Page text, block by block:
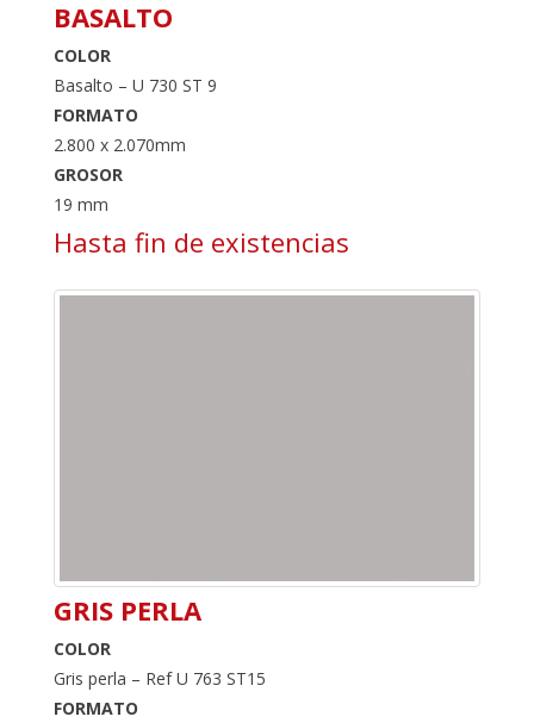
BASALTO
COLOR
Basalto – U 730 ST 9
FORMATO
2.800 x 2.070mm
GROSOR
19 mm
Hasta fin de existencias
GRIS PERLA
COLOR
Gris perla – Ref U 763 ST15
FORMATO